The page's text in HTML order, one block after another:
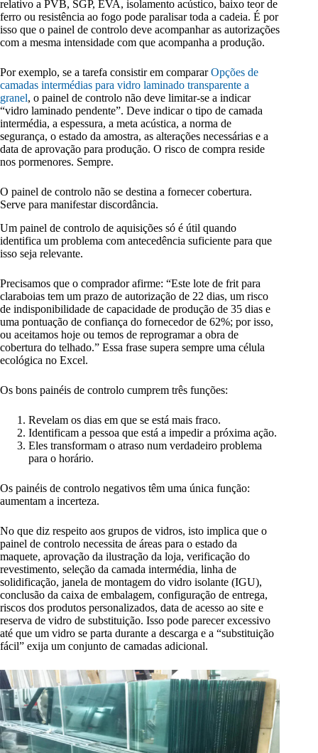
relativo a PVB, SGP, EVA, isolamento acústico, baixo teor de
ferro ou resistência ao fogo pode paralisar toda a cadeia. É por
isso que o painel de controlo deve acompanhar as autorizações
com a mesma intensidade com que acompanha a produção.
Por exemplo, se a tarefa consistir em compararOpções de
camadas intermédias para vidro laminado transparente a
granel, o painel de controlo não deve limitar-se a indicar
“vidro laminado pendente”. Deve indicar o tipo de camada
intermédia, a espessura, a meta acústica, a norma de
segurança, o estado da amostra, as alterações necessárias e a
data de aprovação para produção. O risco de compra reside
nos pormenores. Sempre.
O painel de controlo não se destina a fornecer cobertura.
Serve para manifestar discordância.
Um painel de controlo de aquisições só é útil quando
identifica um problema com antecedência suficiente para que
isso seja relevante.
Precisamos que o comprador afirme: “Este lote de frit para
claraboias tem um prazo de autorização de 22 dias, um risco
de indisponibilidade de capacidade de produção de 35 dias e
uma pontuação de confiança do fornecedor de 62%; por isso,
ou aceitamos hoje ou temos de reprogramar a obra de
cobertura do telhado.” Essa frase supera sempre uma célula
ecológica no Excel.
Os bons painéis de controlo cumprem três funções:
Revelam os dias em que se está mais fraco.
Identificam a pessoa que está a impedir a próxima ação.
Eles transformam o atraso num verdadeiro problema
para o horário.
Os painéis de controlo negativos têm uma única função:
aumentam a incerteza.
No que diz respeito aos grupos de vidros, isto implica que o
painel de controlo necessita de áreas para o estado da
maquete, aprovação da ilustração da loja, verificação do
revestimento, seleção da camada intermédia, linha de
solidificação, janela de montagem do vidro isolante (IGU),
conclusão da caixa de embalagem, configuração de entrega,
riscos dos produtos personalizados, data de acesso ao site e
reserva de vidro de substituição. Isso pode parecer excessivo
até que um vidro se parta durante a descarga e a “substituição
fácil” exija um conjunto de camadas adicional.